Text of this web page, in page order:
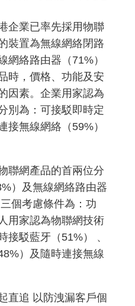
企業已率先採用物聯
裝置為無線網絡閉路
網絡路由器（71%）
時，價格、功能及安
因素。企業用家認為
別為：可接駁即時定
接無線網絡（59%）
聯網產品的首兩位分
）及無線網絡路由器
個考慮條件為：功
用家認為物聯網技術
接駁藍牙（51%） 、
）及隨時連接無線
直追 以防洩漏客戶個